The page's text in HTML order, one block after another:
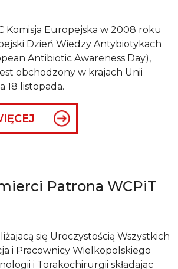
Komisja Europejska w 2008 roku
Dzień Wiedzy Antybiotykach
Antibiotic Awareness Day),
obchodzony w krajach Unii
18 listopada.
Patrona WCPiT
się Uroczystością Wszystkich
i Pracownicy Wielkopolskiego
i Torakochirurgii składając